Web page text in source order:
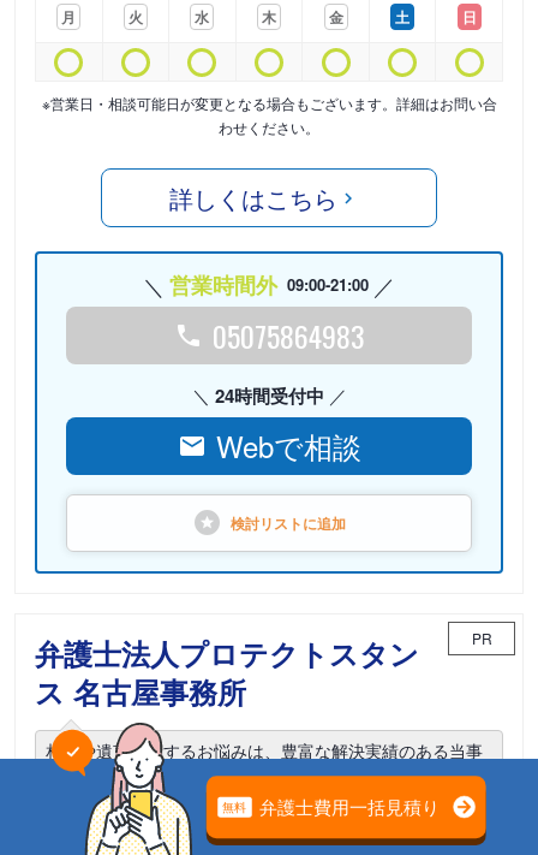
月
火
水
木
金
土
日
※営業日・相談可能日が変更となる場合もございます。詳細はお問い合
わせください。
詳しくはこちら
営業時間外 09:00-21:00
05075864983
24時間受付中
Webで相談
検討リストに追加
弁護士法人プロテクトスタン
ス 名古屋事務所
PR
相続や遺言に関するお悩みは、豊富な解決実績のある当事
務所までご相談ください。
電話相談可能 初回面談無料